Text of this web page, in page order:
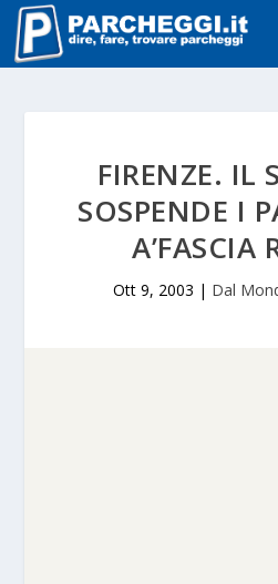
FIRENZE. IL
SOSPENDE I
A’FASCIA
Ott 9, 2003 | Dal